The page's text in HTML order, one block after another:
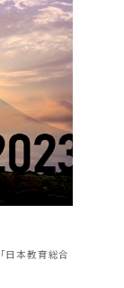
日本教育総合